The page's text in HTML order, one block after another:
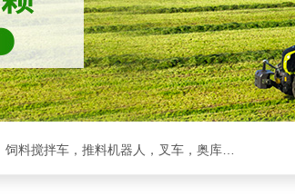
克拉斯全系，收割机，青储机，拖拉机，方包裹包机，饲料搅拌车，推料机器人，叉车，奥库裹包机